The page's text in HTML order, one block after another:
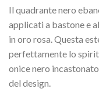
Il quadrante nero
applicati a bastone e
in oro rosa. Questa
perfettamente lo
onice nero
del design.